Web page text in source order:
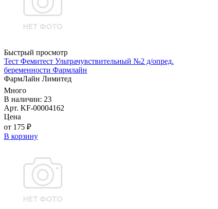
Быстрый просмотр
Тест Фемитест Ультрачувствительный №2 д/опред.
беременности Фармлайн
ФармЛайн Лимитед
Много
В наличии: 23
Арт. KF-00004162
Цена
от 175 ₽
В корзину